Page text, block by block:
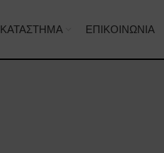
ΚΑΤΆΣΤΗΜΑ ΕΠΙΚΟΙΝΩΝΊΑ